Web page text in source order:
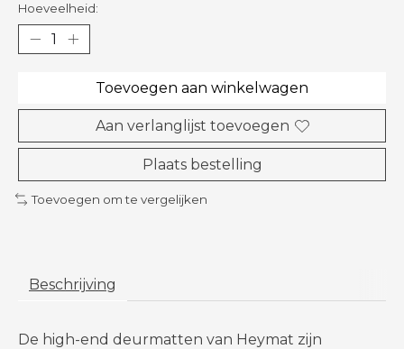
Hoeveelheid:
Toevoegen aan winkelwagen
Aan verlanglijst toevoegen
Plaats bestelling
Toevoegen om te vergelijken
Beschrijving
De high-end deurmatten van Heymat zijn